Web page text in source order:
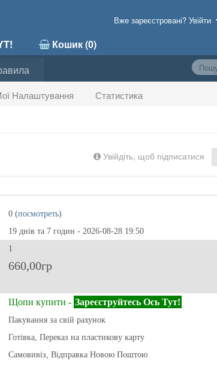
Кошик (0)
Вже зареєстровані? Увійти
Налаштування Статистика
Увійдіть, щоб підписатися
0 (посмотреть)
19 днів та 7 годин - 2026-08-28 19:50
1
660,00гр
Щопи купити - Зареєструйтесь Ось Тут!
Пакування за свій рахунок
Готівка, Переказ на пластикову карту
Самовивіз, Відправка Новою Поштою